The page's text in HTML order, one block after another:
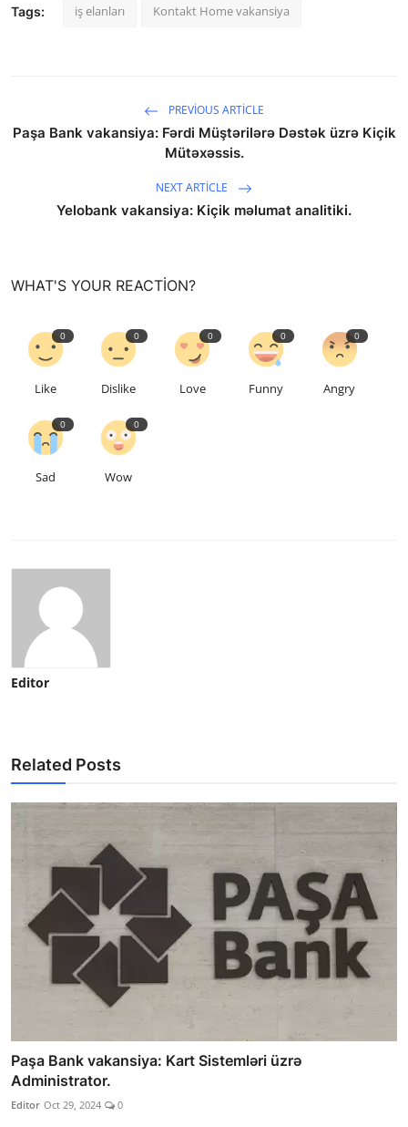
Tags: iş elanları Kontakt Home vakansiya
PREVIOUS ARTICLE
Paşa Bank vakansiya: Fərdi Müştərilərə Dəstək üzrə Kiçik
Mütəxəssis.
NEXT ARTICLE
Yelobank vakansiya: Kiçik məlumat analitiki.
WHAT'S YOUR REACTION?
0
Like
0
Dislike
0
Love
0
Funny
0
Angry
0
Sad
0
Wow
Editor
Related Posts
Paşa Bank vakansiya: Kart Sistemləri üzrə
Administrator.
Editor Oct 29, 2024 0